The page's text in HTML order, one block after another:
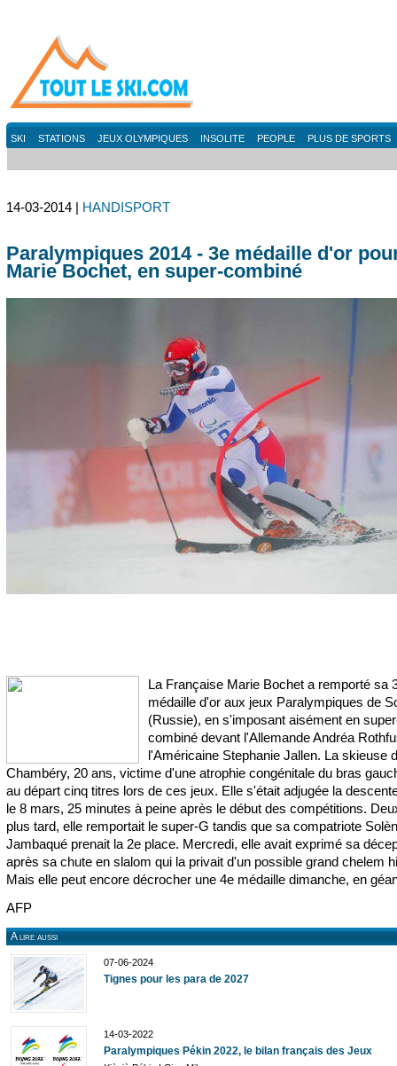
SKI STATIONS JEUX OLYMPIQUES INSOLITE PEOPLE PLUS DE SPORTS
14-03-2014 | HANDISPORT
Paralympiques 2014 - 3e médaille d'or
Marie Bochet, en super-combiné
La Française Marie Bochet a remporté sa
médaille d'or aux jeux Paralympiques de
(Russie), en s'imposant aisément en
combiné devant l'Allemande Andréa
l'Américaine Stephanie Jallen. La skieuse
Chambéry, 20 ans, victime d'une atrophie congénitale du bras
au départ cinq titres lors de ces jeux. Elle s'était adjugée la
le 8 mars, 25 minutes à peine après le début des compétitions.
plus tard, elle remportait le super-G tandis que sa compatriote
Jambaqué prenait la 2e place. Mercredi, elle avait exprimé sa
après sa chute en slalom qui la privait d'un possible grand chelem
Mais elle peut encore décrocher une 4e médaille dimanche, en
AFP
A lire aussi
07-06-2024
Tignes pour les para de 2027
14-03-2022
Paralympiques Pékin 2022, le bilan français des Jeux